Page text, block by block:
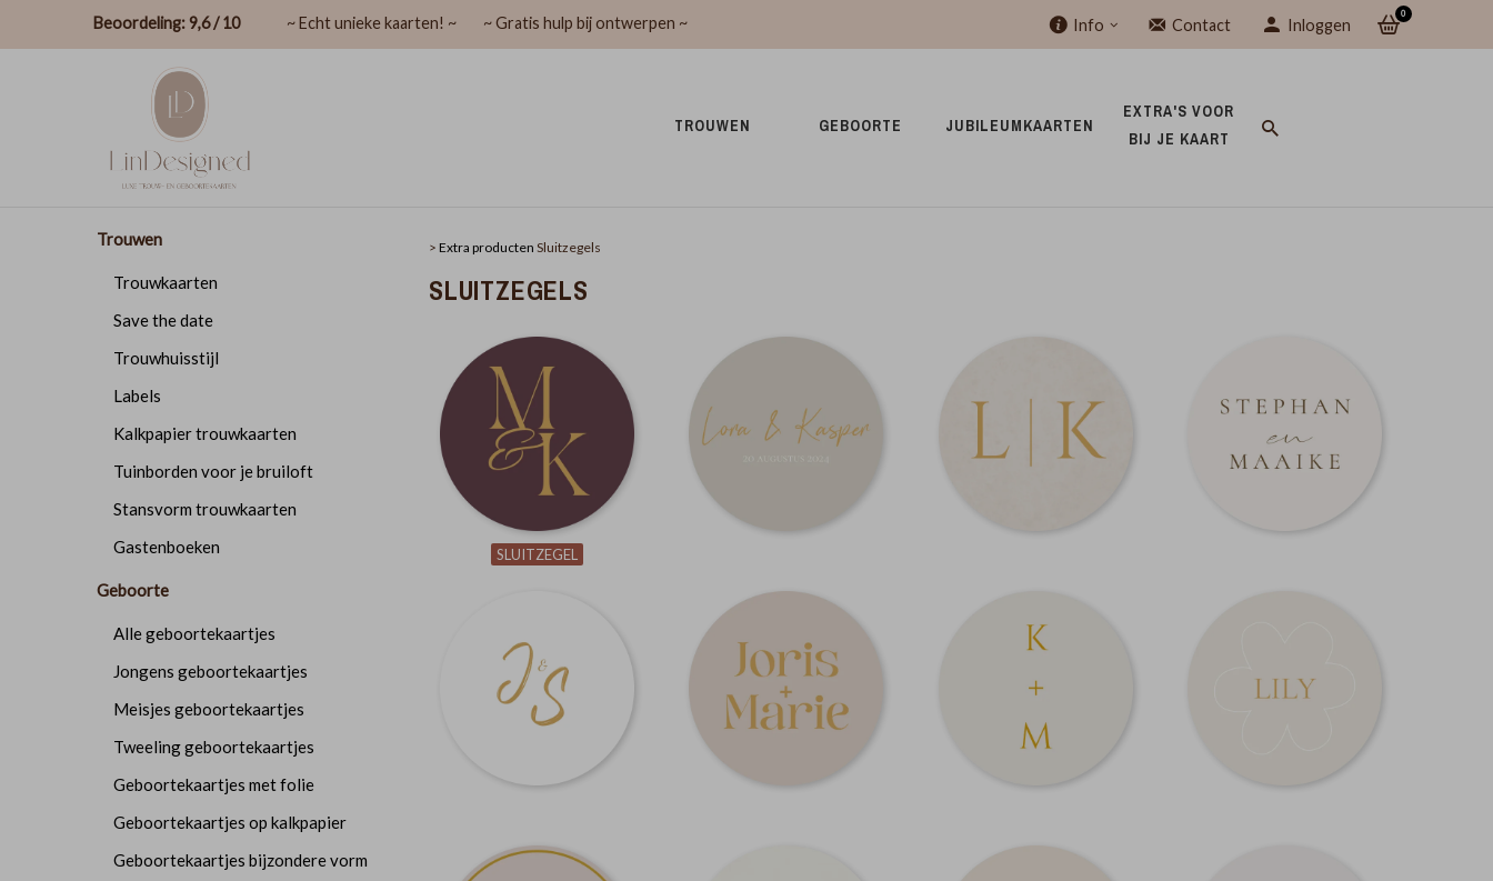
Beoordeling: 9,6 / 10 ~ Echt unieke kaarten! ~ ~ Gratis hulp bij ontwerpen ~ Info Contact Inloggen
0
TROUWEN GEBOORTE JUBILEUMKAARTEN
EXTRA'S VOOR
BIJ JE KAART
Trouwen
Trouwkaarten
Save the date
Trouwhuisstijl
Labels
Kalkpapier trouwkaarten
Tuinborden voor je bruiloft
Stansvorm trouwkaarten
Gastenboeken
Geboorte
Alle geboortekaartjes
Jongens geboortekaartjes
Meisjes geboortekaartjes
Tweeling geboortekaartjes
Geboortekaartjes met folie
Geboortekaartjes op kalkpapier
Geboortekaartjes bijzondere vorm
>Extra productenSluitzegels
SLUITZEGELS
SLUITZEGEL